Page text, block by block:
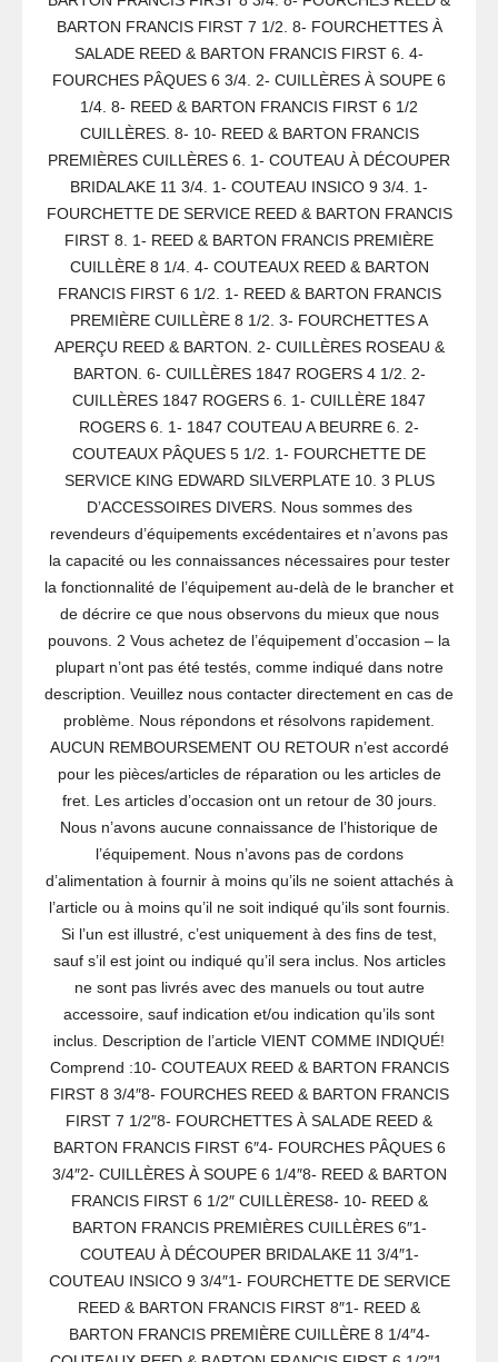
BARTON FRANCIS FIRST 7 1/2. 8- FOURCHETTES À
SALADE REED & BARTON FRANCIS FIRST 6. 4-
FOURCHES PÂQUES 6 3/4. 2- CUILLÈRES À SOUPE 6
1/4. 8- REED & BARTON FRANCIS FIRST 6 1/2
CUILLÈRES. 8- 10- REED & BARTON FRANCIS
PREMIÈRES CUILLÈRES 6. 1- COUTEAU À DÉCOUPER
BRIDALAKE 11 3/4. 1- COUTEAU INSICO 9 3/4. 1-
FOURCHETTE DE SERVICE REED & BARTON FRANCIS
FIRST 8. 1- REED & BARTON FRANCIS PREMIÈRE
CUILLÈRE 8 1/4. 4- COUTEAUX REED & BARTON
FRANCIS FIRST 6 1/2. 1- REED & BARTON FRANCIS
PREMIÈRE CUILLÈRE 8 1/2. 3- FOURCHETTES A
APERÇU REED & BARTON. 2- CUILLÈRES ROSEAU &
BARTON. 6- CUILLÈRES 1847 ROGERS 4 1/2. 2-
CUILLÈRES 1847 ROGERS 6. 1- CUILLÈRE 1847
ROGERS 6. 1- 1847 COUTEAU A BEURRE 6. 2-
COUTEAUX PÂQUES 5 1/2. 1- FOURCHETTE DE
SERVICE KING EDWARD SILVERPLATE 10. 3 PLUS
D’ACCESSOIRES DIVERS. Nous sommes des
revendeurs d’équipements excédentaires et n’avons pas
la capacité ou les connaissances nécessaires pour tester
la fonctionnalité de l’équipement au-delà de le brancher et
de décrire ce que nous observons du mieux que nous
pouvons. 2 Vous achetez de l’équipement d’occasion – la
plupart n’ont pas été testés, comme indiqué dans notre
description. Veuillez nous contacter directement en cas de
problème. Nous répondons et résolvons rapidement.
AUCUN REMBOURSEMENT OU RETOUR n’est accordé
pour les pièces/articles de réparation ou les articles de
fret. Les articles d’occasion ont un retour de 30 jours.
Nous n’avons aucune connaissance de l’historique de
l’équipement. Nous n’avons pas de cordons
d’alimentation à fournir à moins qu’ils ne soient attachés à
l’article ou à moins qu’il ne soit indiqué qu’ils sont fournis.
Si l’un est illustré, c’est uniquement à des fins de test,
sauf s’il est joint ou indiqué qu’il sera inclus. Nos articles
ne sont pas livrés avec des manuels ou tout autre
accessoire, sauf indication et/ou indication qu’ils sont
inclus. Description de l’article VIENT COMME INDIQUÉ!
Comprend :10- COUTEAUX REED & BARTON FRANCIS
FIRST 8 3/4″8- FOURCHES REED & BARTON FRANCIS
FIRST 7 1/2″8- FOURCHETTES À SALADE REED &
BARTON FRANCIS FIRST 6″4- FOURCHES PÂQUES 6
3/4″2- CUILLÈRES À SOUPE 6 1/4″8- REED & BARTON
FRANCIS FIRST 6 1/2″ CUILLÈRES8- 10- REED &
BARTON FRANCIS PREMIÈRES CUILLÈRES 6″1-
COUTEAU À DÉCOUPER BRIDALAKE 11 3/4″1-
COUTEAU INSICO 9 3/4″1- FOURCHETTE DE SERVICE
REED & BARTON FRANCIS FIRST 8″1- REED &
BARTON FRANCIS PREMIÈRE CUILLÈRE 8 1/4″4-